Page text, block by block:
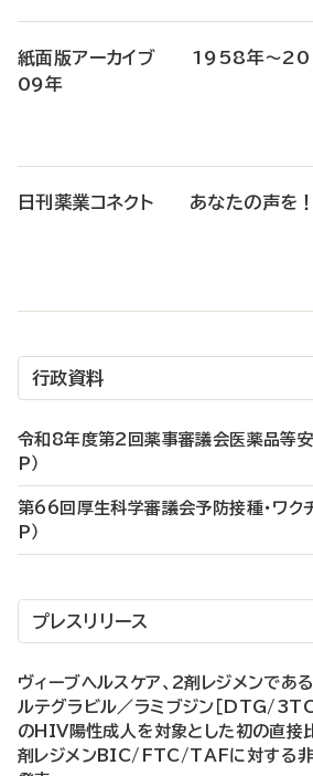
紙面版アーカイブ 1958年～20
09年
日刊薬業コネクト あなたの声を！
行政資料
令和8年度第2回薬事審議会医薬品等安
P）
第66回厚生科学審議会予防接種・ワク
P）
プレスリリース
ヴィーブヘルスケア、2剤レジメンである
ルテグラビル／ラミブジン［DTG/3TC
のHIV陽性成人を対象とした初の直接
剤レジメンBIC/FTC/TAFに対する非